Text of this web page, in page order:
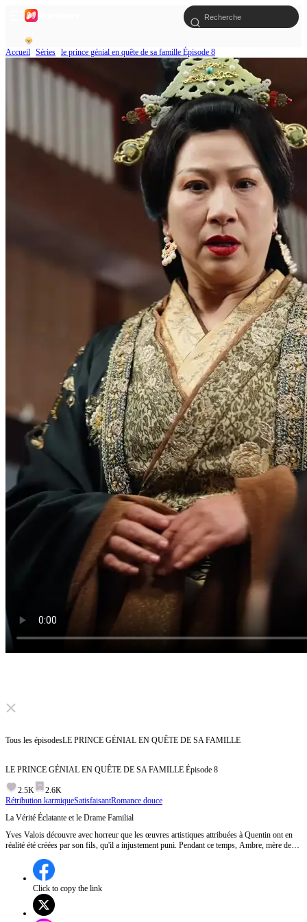
Accueil Séries le prince génial en quête de sa famille Épisode 8
Click to unmute
Tous les épisodesLE PRINCE GÉNIAL EN QUÊTE DE SA FAMILLE
LE PRINCE GÉNIAL EN QUÊTE DE SA FAMILLE Épisode 8
2.5K
2.6K
Rétribution karmiqueSatisfaisantRomance douce
La Vérité Éclatante et le Drame Familial
Yves Valois découvre avec horreur que les œuvres artistiques attribuées à Quentin ont en
réalité été créées par son fils, qu'il a injustement puni. Pendant ce temps, Ambre, mère de
et une quête désespérée pour la justice.Quel sera le sort d'Ambre et Quentin maintenant que
leur secret est révélé ?
Click to copy the link